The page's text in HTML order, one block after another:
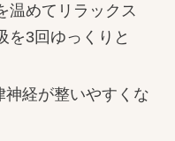
温めてリラックス
を3回ゆっくりと
経が整いやすくな